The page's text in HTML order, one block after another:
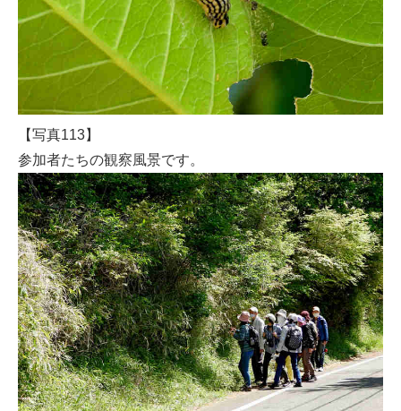
【写真113】
参加者たちの観察風景です。